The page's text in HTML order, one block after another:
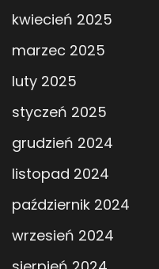
kwiecień 2025
marzec 2025
luty 2025
styczeń 2025
grudzień 2024
listopad 2024
październik 2024
wrzesień 2024